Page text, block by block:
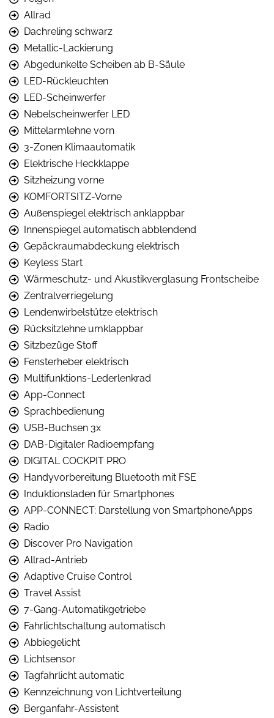
Allrad
Dachreling schwarz
Metallic-Lackierung
Abgedunkelte Scheiben ab B-Säule
LED-Rückleuchten
LED-Scheinwerfer
Nebelscheinwerfer LED
Mittelarmlehne vorn
3-Zonen Klimaautomatik
Elektrische Heckklappe
Sitzheizung vorne
KOMFORTSITZ-Vorne
Außenspiegel elektrisch anklappbar
Innenspiegel automatisch abblendend
Gepäckraumabdeckung elektrisch
Keyless Start
Wärmeschutz- und Akustikverglasung Frontscheibe
Zentralverriegelung
Lendenwirbelstütze elektrisch
Rücksitzlehne umklappbar
Sitzbezüge Stoff
Fensterheber elektrisch
Multifunktions-Lederlenkrad
App-Connect
Sprachbedienung
USB-Buchsen 3x
DAB-Digitaler Radioempfang
DIGITAL COCKPIT PRO
Handyvorbereitung Bluetooth mit FSE
Induktionsladen für Smartphones
APP-CONNECT: Darstellung von SmartphoneApps
Radio
Discover Pro Navigation
Allrad-Antrieb
Adaptive Cruise Control
Travel Assist
7-Gang-Automatikgetriebe
Fahrlichtschaltung automatisch
Abbiegelicht
Lichtsensor
Tagfahrlicht automatic
Kennzeichnung von Lichtverteilung
Berganfahr-Assistent